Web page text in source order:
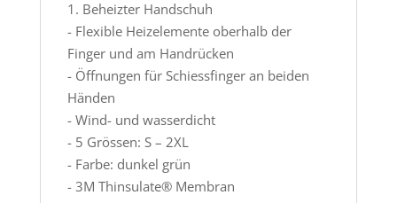
1. Beheizter Handschuh
- Flexible Heizelemente oberhalb der
Finger und am Handrücken
- Öffnungen für Schiessfinger an beiden
Händen
- Wind- und wasserdicht
- 5 Grössen: S – 2XL
- Farbe: dunkel grün
- 3M Thinsulate® Membran